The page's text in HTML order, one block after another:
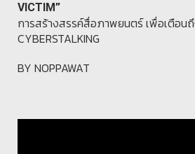
VICTIM”
การสร้างสรรค์สื่อภาพยนตร์ เพื่อเตือน
CYBERSTALKING
BY NOPPAWAT